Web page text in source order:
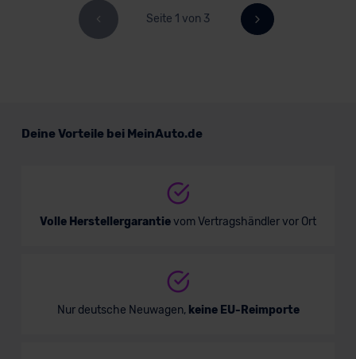
Seite 1 von 3
Deine Vorteile bei MeinAuto.de
Volle Herstellergarantievom Vertragshändler vor Ort
Nur deutsche Neuwagen, keine EU-Reimporte